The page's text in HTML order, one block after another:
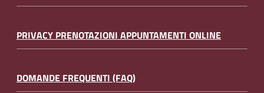
PRIVACY PRENOTAZIONI APPUNTAMENTI ONLINE
DOMANDE FREQUENTI (FAQ)